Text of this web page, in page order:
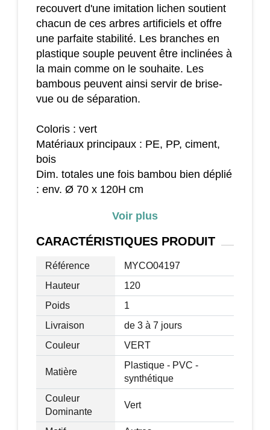
recouvert d'une imitation lichen soutient
chacun de ces arbres artificiels et offre
une parfaite stabilité. Les branches en
plastique souple peuvent être inclinées à
la main comme on le souhaite. Les
bambous peuvent ainsi servir de brise-
vue ou de séparation.
Coloris : vert
Matériaux principaux : PE, PP, ciment,
bois
Dim. totales une fois bambou bien déplié
: env. Ø 70 x 120H cm
Nombre de feuilles : env. 369 par pied
Nombre de pieds de bambou : 3 par pot
Accessoires fournis : 2 pots
Livraison effectuée en un colis
Voir plus
CARACTÉRISTIQUES PRODUIT
Référence
MYCO04197
Hauteur
120
Poids
1
Livraison
de 3 à 7 jours
Couleur
VERT
Matière
Plastique - PVC -
synthétique
Couleur
Dominante
Vert